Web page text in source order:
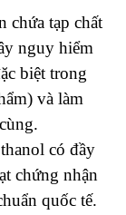
chứa tạp chất
nguy hiểm
biệt trong
và làm
có đầy
chứng nhận
quốc tế.